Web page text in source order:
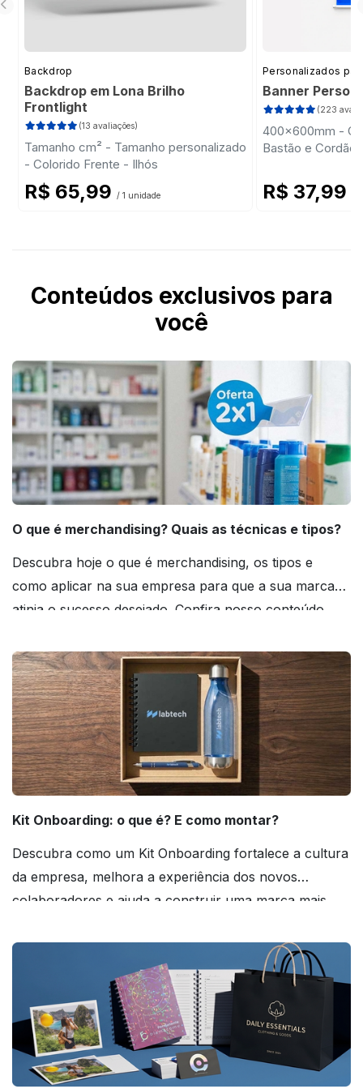
Backdrop
Backdrop em Lona Brilho
Frontlight
(13 avaliações)
Tamanho cm² - Tamanho personalizado
- Colorido Frente - Ilhós
R$ 65,99 / 1 unidade
Personalizados
Banner
(223
400x600mm -
Bastão e Cordão
R$ 37,99
Conteúdos exclusivos para
você
O que é merchandising? Quais as técnicas e tipos?
Descubra hoje o que é merchandising, os tipos e
como aplicar na sua empresa para que a sua marca
atinja o sucesso desejado. Confira nosso conteúdo
Kit Onboarding: o que é? E como montar?
Descubra como um Kit Onboarding fortalece a cultura
da empresa, melhora a experiência dos novos
colaboradores e ajuda a construir uma marca mais